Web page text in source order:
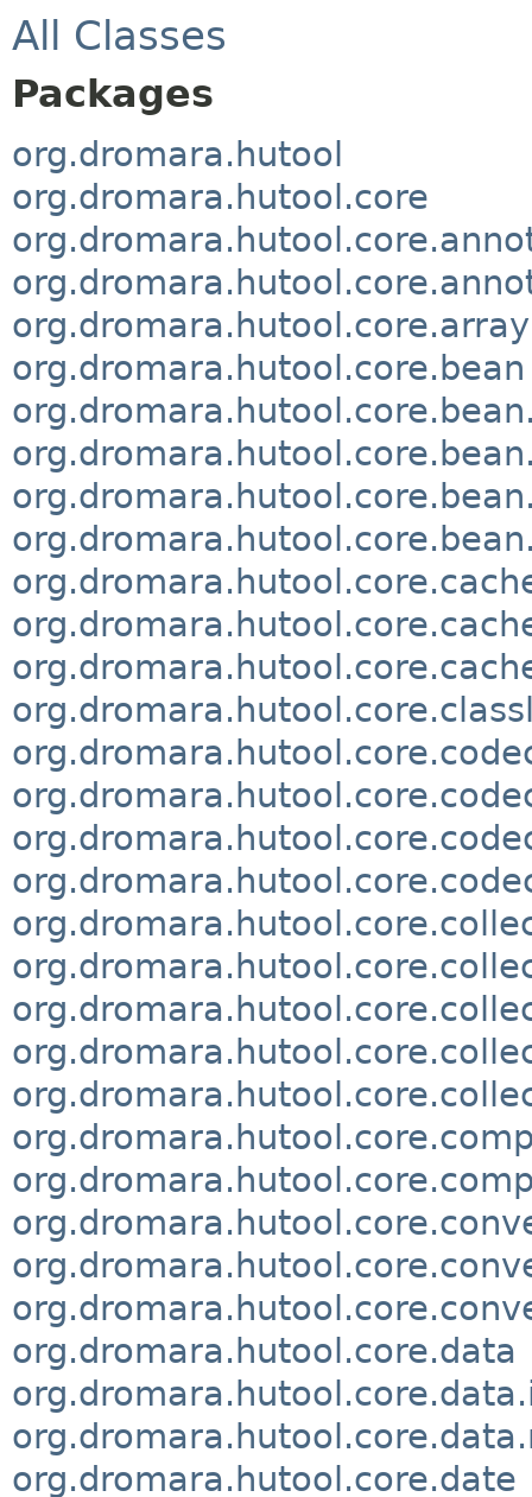
All Classes
Packages
org.dromara.hutool
org.dromara.hutool.core
org.dromara.hutool.core.array
org.dromara.hutool.core.bean
org.dromara.hutool.core.data
org.dromara.hutool.core.date